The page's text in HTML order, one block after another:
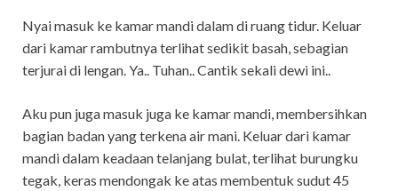
Nyai masuk ke kamar mandi dalam di ruang tidur. Keluar
dari kamar rambutnya terlihat sedikit basah, sebagian
terjurai di lengan. Ya.. Tuhan.. Cantik sekali dewi ini..
Aku pun juga masuk juga ke kamar mandi, membersihkan
bagian badan yang terkena air mani. Keluar dari kamar
mandi dalam keadaan telanjang bulat, terlihat burungku
tegak, keras mendongak ke atas membentuk sudut 45